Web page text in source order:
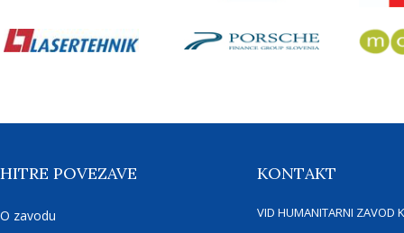
HITRE POVEZAVE KONTAKT
O zavodu
VID HUMANITARNI ZAVOD